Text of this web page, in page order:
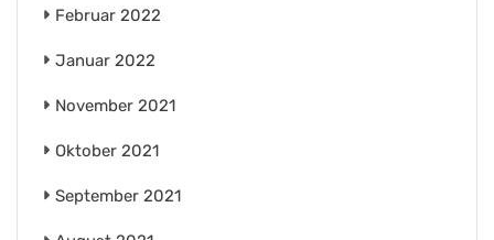
Februar 2022
Januar 2022
November 2021
Oktober 2021
September 2021